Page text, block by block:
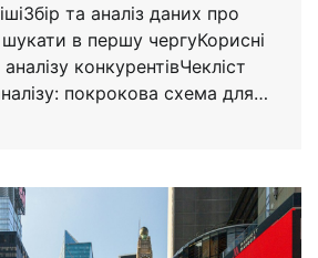
та аналіз даних про
в першу чергуКорисні
конкурентівЧекліст
покрокова схема для…